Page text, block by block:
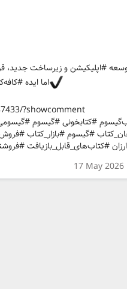
#اپلیکیشن و زیرساخت جدید،
اما ایده
?showcomment
#کتابخونی #گیسوم
#گیسوم #بازار_کتاب
#کتاب‌های_قابل_بازیافت
17 May